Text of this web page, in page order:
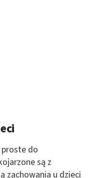
do
są z
zachowania u dzieci